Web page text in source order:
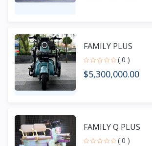
FAMILY PLUS
( 0 )
$5,300,000.00
FAMILY Q PLUS
( 0 )